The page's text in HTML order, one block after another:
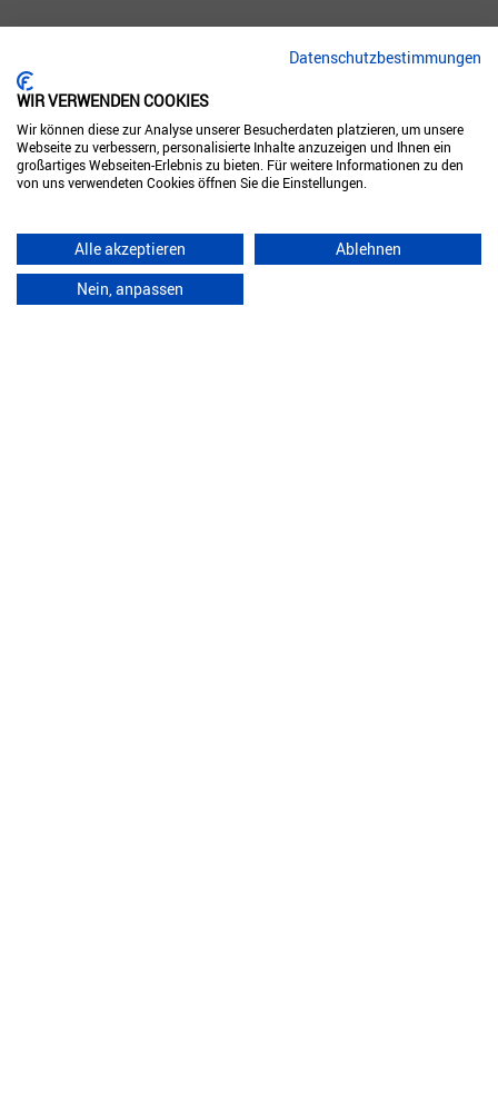
Seit Firmengründung haben wir uns auf das
Kundenmaßgeschneiderte Bürokonzepte. Die Ansprüche an
eine...
Datenschutzbestimmungen
WIR VERWENDEN COOKIES
Wir können diese zur Analyse unserer Besucherdaten platzieren, um unsere
Webseite zu verbessern, personalisierte Inhalte anzuzeigen und Ihnen ein
großartiges Webseiten-Erlebnis zu bieten. Für weitere Informationen zu den
von uns verwendeten Cookies öffnen Sie die Einstellungen.
Alle akzeptieren
Ablehnen
Nein, anpassen